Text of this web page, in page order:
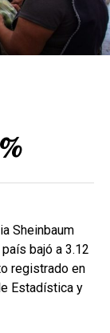
Sheinbaum
bajó a 3.12
registrado en
Estadística y